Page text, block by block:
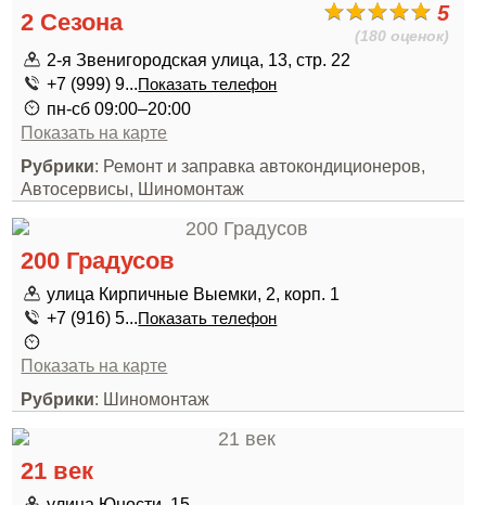
5
(180 оценок)
2 Сезона
2-я Звенигородская улица, 13, стр. 22
+7 (999) 9...Показать телефон
пн-сб 09:00–20:00
Показать на карте
Рубрики: Ремонт и заправка автокондиционеров,
Автосервисы, Шиномонтаж
200 Градусов
улица Кирпичные Выемки, 2, корп. 1
+7 (916) 5...Показать телефон
Показать на карте
Рубрики: Шиномонтаж
21 век